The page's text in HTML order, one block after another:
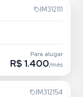
IM312111
Para alugar
R$ 1.400/mês
IM312154